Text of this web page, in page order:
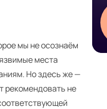
мы не осознаём
места
Но здесь же —
рекомендовать не